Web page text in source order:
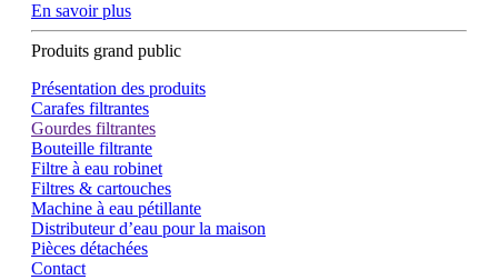
En savoir plus
Produits grand public
Présentation des produits
Carafes filtrantes
Gourdes filtrantes
Bouteille filtrante
Filtre à eau robinet
Filtres & cartouches
Machine à eau pétillante
Distributeur d’eau pour la maison
Pièces détachées
Contact